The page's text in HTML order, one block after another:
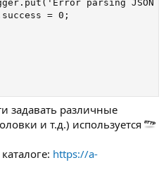
parsing JSON
= 0;
задавать различные
и т.д.) используется
https://a-